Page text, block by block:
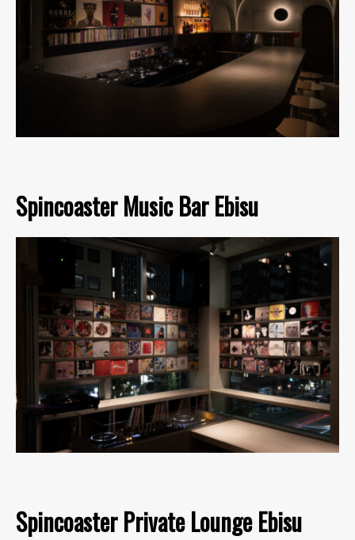
Spincoaster Music Bar Ebisu
Spincoaster Private Lounge Ebisu